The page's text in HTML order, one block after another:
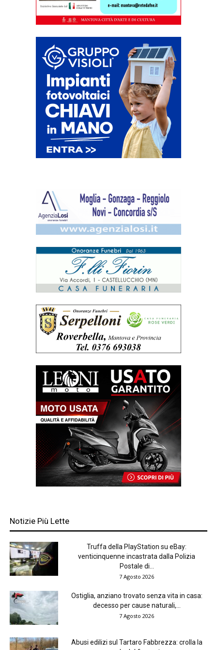
Notizie Più Lette
Truffa della PlayStation su eBay:
venticinquenne incastrata dalla Polizia
Postale di...
7 Agosto 2026
Ostiglia, anziano trovato senza vita in casa:
decesso per cause naturali,...
7 Agosto 2026
Abusi edilizi sul Tartaro Fabbrezza: crolla la